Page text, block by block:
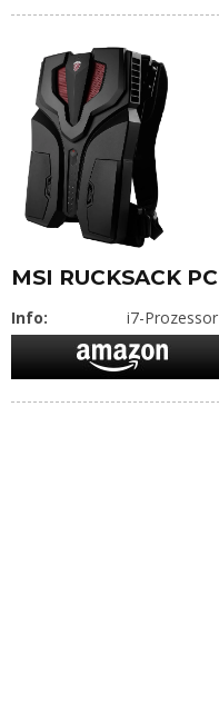
MSI RUCKSACK PC
Info: i7-Prozessor